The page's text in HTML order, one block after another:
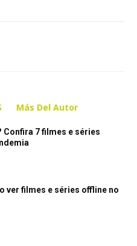
Más Del Autor
Confira 7 filmes e séries
ver filmes e séries offline no